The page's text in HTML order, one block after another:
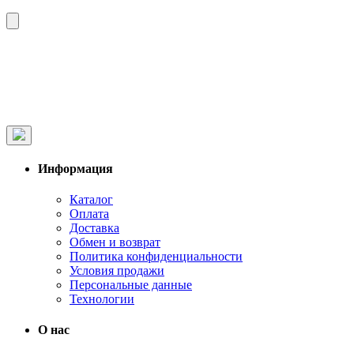
Информация
Каталог
Оплата
Доставка
Обмен и возврат
Политика конфиденциальности
Условия продажи
Персональные данные
Технологии
О нас